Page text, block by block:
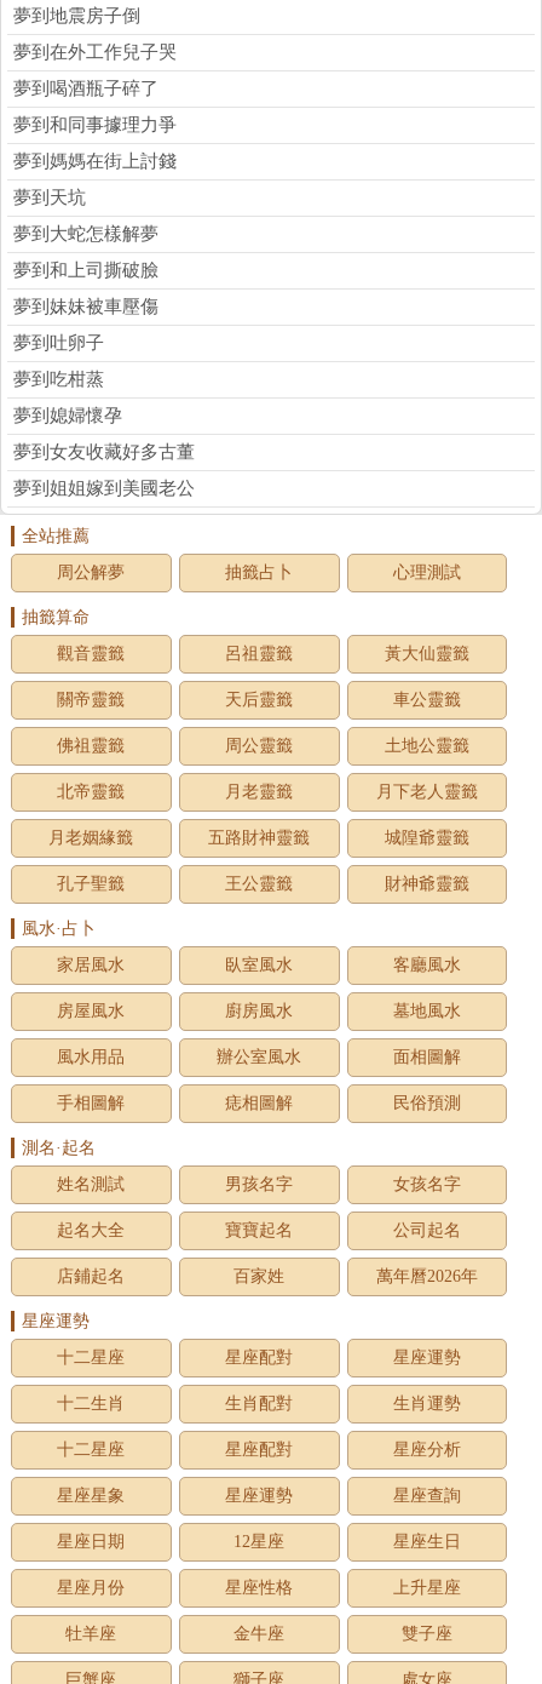
夢到地震房子倒
夢到在外工作兒子哭
夢到喝酒瓶子碎了
夢到和同事據理力爭
夢到媽媽在街上討錢
夢到天坑
夢到大蛇怎樣解夢
夢到和上司撕破臉
夢到妹妹被車壓傷
夢到吐卵子
夢到吃柑蒸
夢到媳婦懷孕
夢到女友收藏好多古董
夢到姐姐嫁到美國老公
全站推薦
周公解夢
抽籤占卜 心理測試
抽籤算命
觀音靈籤
呂祖靈籤 黃大仙靈籤
關帝靈籤 天后靈籤 車公靈籤
佛祖靈籤 周公靈籤 土地公靈籤
北帝靈籤 月老靈籤 月下老人靈籤
月老姻緣籤 五路財神靈籤 城隍爺靈籤
孔子聖籤 王公靈籤 財神爺靈籤
風水·占卜
家居風水
臥室風水 客廳風水
房屋風水 廚房風水 墓地風水
風水用品 辦公室風水 面相圖解
手相圖解 痣相圖解 民俗預測
測名·起名
姓名測試
男孩名字 女孩名字
起名大全 寶寶起名 公司起名
店鋪起名 百家姓 萬年曆2026年
星座運勢
十二星座
星座配對 星座運勢
十二生肖 生肖配對 生肖運勢
十二星座 星座配對 星座分析
星座星象 星座運勢 星座查詢
星座日期 12星座 星座生日
星座月份 星座性格 上升星座
牡羊座 金牛座 雙子座
巨蟹座 獅子座 處女座